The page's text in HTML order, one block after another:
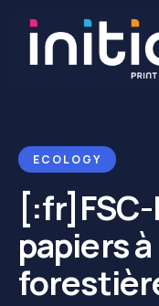
ECOLOGY
[:fr]FSC-
papiers